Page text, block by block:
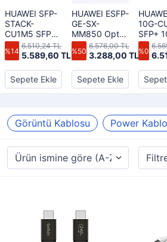
HUAWEI SFP-
STACK-
CU1M5 SFP+
High speed
dedicated
5
%14 5.589,60 TL
6.510,24 TL
Sepete Ekle
HUAWEI ESFP-
GE-SX-
MM850 Opt
Tran eSFP GE
Mmode
LC Module
%50 3.288,00 TL
6.576,00 TL
Sepete Ekle
10G-
SFP+
High
%0
Görüntü Kablosu Power